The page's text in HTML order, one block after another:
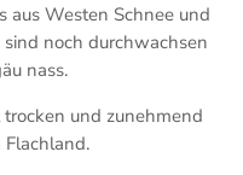
aus Westen Schnee und
noch durchwachsen
nass.
und zunehmend